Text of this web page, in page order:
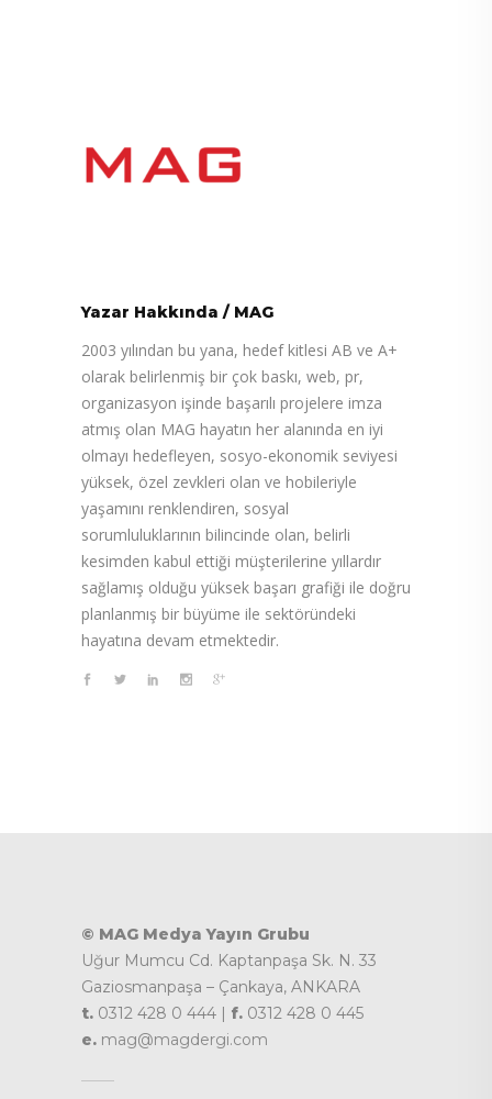
Yazar Hakkında / MAG
2003 yılından bu yana, hedef kitlesi AB ve A+
olarak belirlenmiş bir çok baskı, web, pr,
organizasyon işinde başarılı projelere imza
atmış olan MAG hayatın her alanında en iyi
olmayı hedefleyen, sosyo-ekonomik seviyesi
yüksek, özel zevkleri olan ve hobileriyle
yaşamını renklendiren, sosyal
sorumluluklarının bilincinde olan, belirli
kesimden kabul ettiği müşterilerine yıllardır
sağlamış olduğu yüksek başarı grafiği ile doğru
planlanmış bir büyüme ile sektöründeki
hayatına devam etmektedir.
© MAG Medya Yayın Grubu
Uğur Mumcu Cd. Kaptanpaşa Sk. N. 33
Gaziosmanpaşa – Çankaya, ANKARA
t. 0312 428 0 444 | f. 0312 428 0 445
e. mag@magdergi.com